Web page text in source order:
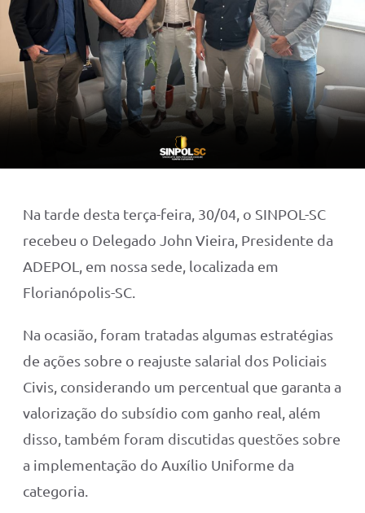
Na tarde desta terça-feira, 30/04, o SINPOL-SC
recebeu o Delegado John Vieira, Presidente da
ADEPOL, em nossa sede, localizada em
Florianópolis-SC.
Na ocasião, foram tratadas algumas estratégias
de ações sobre o reajuste salarial dos Policiais
Civis, considerando um percentual que garanta a
valorização do subsídio com ganho real, além
disso, também foram discutidas questões sobre
a implementação do Auxílio Uniforme da
categoria.